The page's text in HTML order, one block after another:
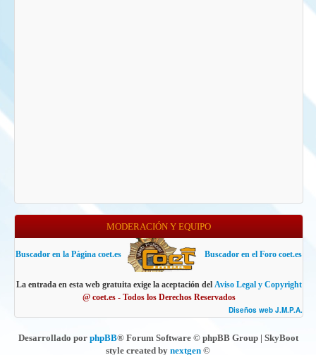
MODERACIÓN Y EQUIPO
Buscador en la Página coet.es Buscador en el Foro coet.es
La entrada en esta web gratuita exige la aceptación del Aviso Legal y Copyright
@ coet.es - Todos los Derechos Reservados
Diseños web J.M.P.A.
Desarrollado por phpBB® Forum Software © phpBB Group | SkyBoot
style created by nextgen ©